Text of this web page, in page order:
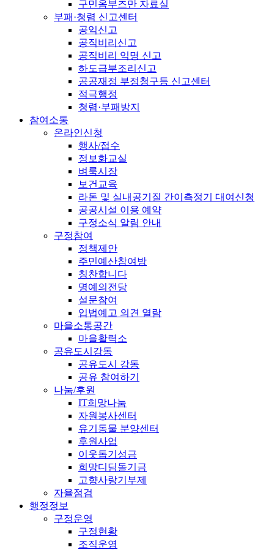
구민옴부즈만 자료실
부패·청렴 신고센터
공익신고
공직비리신고
공직비리 익명 신고
하도급부조리신고
공공재정 부정청구등 신고센터
적극행정
청렴·부패방지
참여소통
온라인신청
행사/접수
정보화교실
벼룩시장
보건교육
라돈 및 실내공기질 간이측정기 대여신청
공공시설 이용 예약
구정소식 알림 안내
구정참여
정책제안
주민예산참여방
칭찬합니다
명예의전당
설문참여
입법예고 의견 열람
마을소통공간
마을활력소
공유도시강동
공유도시 강동
공유 참여하기
나눔/후원
IT희망나눔
자원봉사센터
유기동물 분양센터
후원사업
이웃돕기성금
희망디딤돌기금
고향사랑기부제
자율점검
행정정보
구정운영
구정현황
조직운영